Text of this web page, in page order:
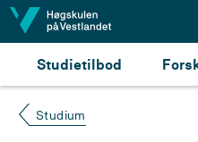
Hopp til innhald
Studietilbod
Studium